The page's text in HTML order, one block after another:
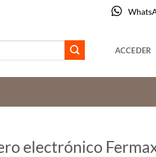
ACCEDER
electrónico